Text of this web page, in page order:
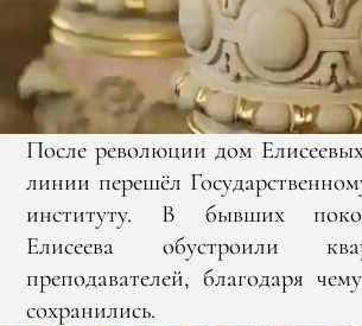
После революции дом
линии перешёл
институту. В бывших
Елисеева обустроили
преподавателей, благодаря
сохранились.